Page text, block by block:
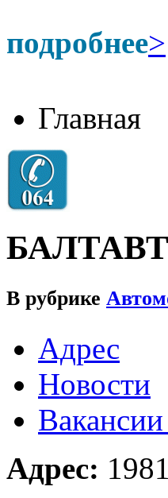
подробнее>
Главная
В рубрике
Адрес
Новости
Адрес: